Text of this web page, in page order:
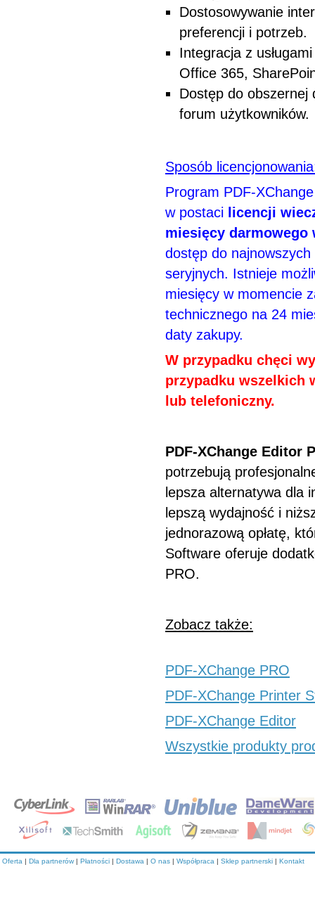
Dostosowywanie
preferencji i potrzeb.
Integracja z
Office 365,
Dostęp do obszernej
forum użytkowników.
Sposób
Program PDF-
w postaci licencji
miesięcy darmowego
dostęp do
seryjnych. Istnieje
miesięcy w momencie
technicznego na 24
daty zakupy.
W przypadku chęci
przypadku wszelkich
lub telefoniczny.
PDF-XChange Editor
potrzebują
lepsza alternatywa dla
lepszą wydajność i
jednorazową opłatę,
Software oferuje
PRO.
Zobacz także:
PDF-XChange PRO
PDF-XChange Printer
PDF-XChange Editor
Wszystkie produkty
Oferta | Dla partnerów | Płatności | Dostawa | O nas | Współpraca | Sklep partnerski | Kontakt